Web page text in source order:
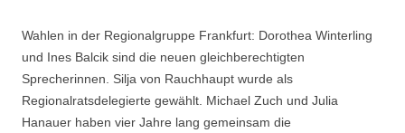
Wahlen in der Regionalgruppe Frankfurt: Dorothea Winterling
und Ines Balcik sind die neuen gleichberechtigten
Sprecherinnen. Silja von Rauchhaupt wurde als
Regionalratsdelegierte gewählt. Michael Zuch und Julia
Hanauer haben vier Jahre lang gemeinsam die